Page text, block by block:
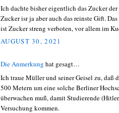
Ich dachte bisher eigentlich das Zucker
Zucker isr ja aber auch das reinste Gift.
ist Zucker streng verboten, vor allem im
AUGUST 30, 2021
Die Anmerkung hat gesagt…
Ich traue Müller und seiner Geisel zu, daß
500 Metern um eine solche Berliner
überwachen muß, damit Studierende
Versuchung kommen.